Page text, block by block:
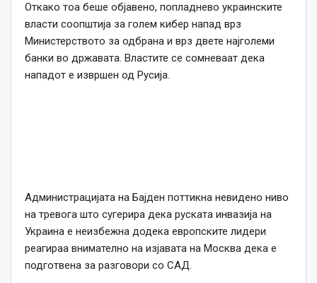
Откако тоа беше објавено, попладнево украинските
власти соопштија за голем кибер напад врз
Министерството за одбрана и врз двете најголеми
банки во државата. Властите се сомневаат дека
нападот е извршен од Русија.
Администрацијата на Бајден поттикна невидено ниво
на тревога што сугерира дека руската инвазија на
Украина е неизбежна додека европските лидери
реагираа внимателно на изјавата на Москва дека е
подготвена за разговори со САД.